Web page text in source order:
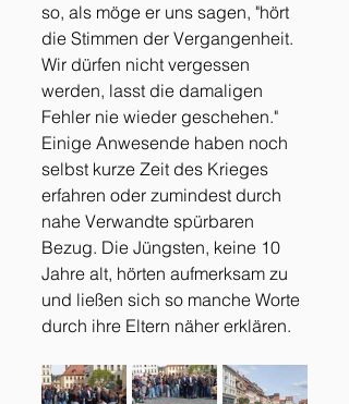
so, als möge er uns sagen, "hört
die Stimmen der Vergangenheit.
Wir dürfen nicht vergessen
werden, lasst die damaligen
Fehler nie wieder geschehen."
Einige Anwesende haben noch
selbst kurze Zeit des Krieges
erfahren oder zumindest durch
nahe Verwandte spürbaren
Bezug. Die Jüngsten, keine 10
Jahre alt, hörten aufmerksam zu
und ließen sich so manche Worte
durch ihre Eltern näher erklären.